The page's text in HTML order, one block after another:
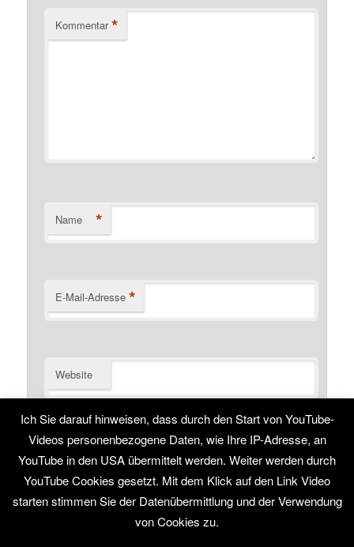
Kommentar *
Name *
E-Mail-Adresse *
Website
Name, E-Mail-Adresse und Website in diesem Browser
für meinen nächsten Kommentar speichern.
Ich Sie darauf hinweisen, dass durch den Start von YouTube-
Videos personenbezogene Daten, wie Ihre IP-Adresse, an
YouTube in den USA übermittelt werden. Weiter werden durch
YouTube Cookies gesetzt. Mit dem Klick auf den Link Video
starten stimmen Sie der Datenübermittlung und der Verwendung
von Cookies zu.